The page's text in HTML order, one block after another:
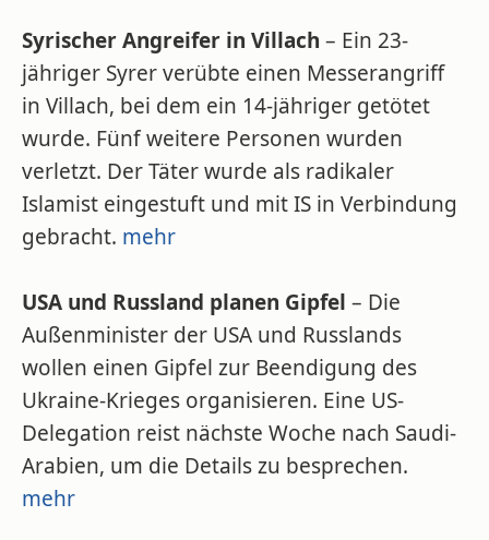
Syrischer Angreifer in Villach – Ein 23-
jähriger Syrer verübte einen Messerangriff
in Villach, bei dem ein 14-jähriger getötet
wurde. Fünf weitere Personen wurden
verletzt. Der Täter wurde als radikaler
Islamist eingestuft und mit IS in Verbindung
gebracht. mehr
USA und Russland planen Gipfel – Die
Außenminister der USA und Russlands
wollen einen Gipfel zur Beendigung des
Ukraine-Krieges organisieren. Eine US-
Delegation reist nächste Woche nach Saudi-
Arabien, um die Details zu besprechen.
mehr